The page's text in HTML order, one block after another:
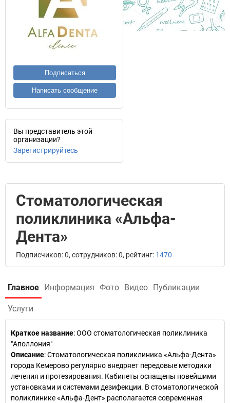
Подписаться
Написать сообщение
Вы представитель этой
организации?
Зарегистрируйтесь
Стоматологическая
поликлиника «Альфа-
Дента»
Подписчиков: 0, сотрудников: 0, рейтинг: 1470
Главное Информация Фото Видео Публикации
Услуги
Краткое название:ООО стоматологическая поликлиника
"Аполлония"
Описание: Стоматологическая поликлиника «Альфа-Дента»
города Кемерово регулярно внедряет передовые методики
лечения и протезирования. Кабинеты оснащены новейшими
установками и системами дезифекции. В стоматологической
поликлинике «Альфа-Дент» располагается современная